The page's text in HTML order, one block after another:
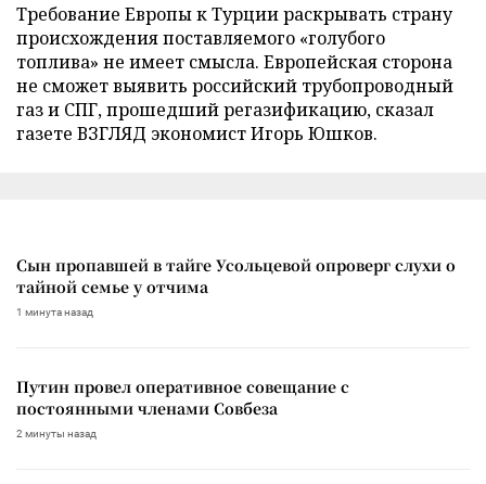
Требование Европы к Турции раскрывать страну
происхождения поставляемого «голубого
топлива» не имеет смысла. Европейская сторона
не сможет выявить российский трубопроводный
газ и СПГ, прошедший регазификацию, сказал
газете ВЗГЛЯД экономист Игорь Юшков.
Сын пропавшей в тайге Усольцевой опроверг слухи о
тайной семье у отчима
1 минута назад
Путин провел оперативное совещание с
постоянными членами Совбеза
2 минуты назад